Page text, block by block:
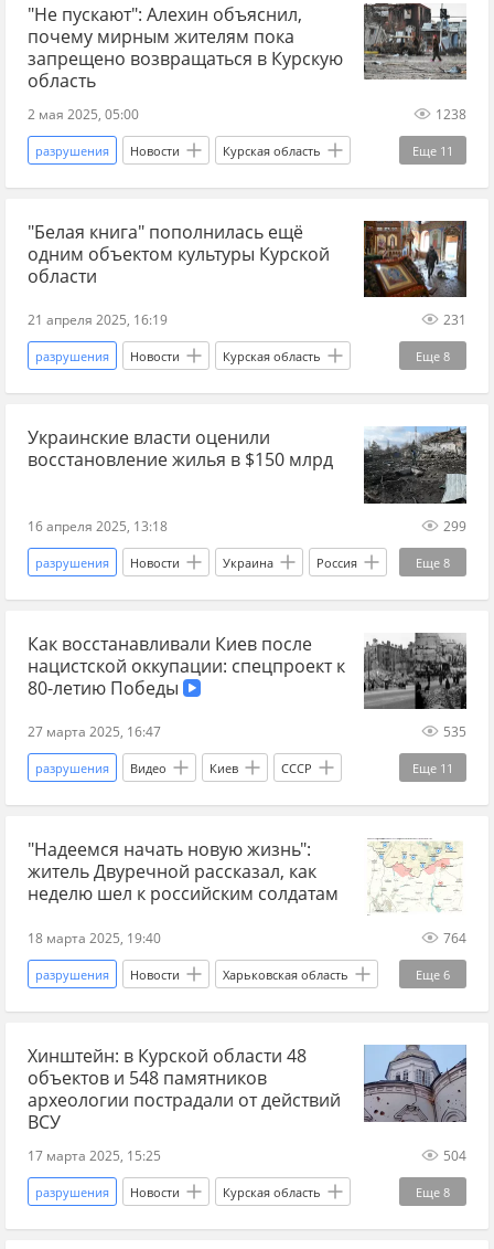
Военные преступления преступления
ВСУ Суджа дзен новости СВО
новости России
"Не пускают": Алехин объяснил,
почему мирным жителям пока
запрещено возвращаться в Курскую
область
2 мая 2025, 05:00 1238
Еще 11
разрушения Новости Курская область
Курск восстановление труп КТО
дзен новости СВО новости России
Спецоперация мины "Баба-Яга"
"Белая книга" пополнилась ещё
одним объектом культуры Курской
области
21 апреля 2025, 16:19 231
Еще 8
разрушения Новости Курская область
Россия Суджа Хинштейн
Вооруженные силы Украины храм
культурное наследие
Украинские власти оценили
восстановление жилья в $150 млрд
16 апреля 2025, 13:18 299
Еще 8
разрушения Новости Украина Россия
Запад ВСУ мирные жители жилье
СВО АТО восстановление
переселенцы
Как восстанавливали Киев после
нацистской оккупации: спецпроект к
80-летию Победы
27 марта 2025, 16:47 535
Еще 11
разрушения Видео Киев СССР
бои ВОВ Великая Отечественная война
жители восстановление 80 лет Победы
Днепр оккупация мосты
"Надеемся начать новую жизнь":
житель Двуречной рассказал, как
неделю шел к российским солдатам
18 марта 2025, 19:40 764
Еще 6
разрушения Новости Харьковская область
Украина Оскол СВО
мирные жители ВСУ Новые регионы
Хинштейн: в Курской области 48
объектов и 548 памятников
археологии пострадали от действий
ВСУ
17 марта 2025, 15:25 504
Еще 8
разрушения Новости Курская область
Россия Курск Хинштейн ВСУ